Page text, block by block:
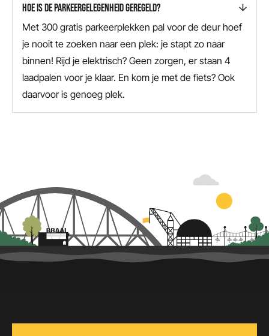
HOE IS DE PARKEERGELEGENHEID GEREGELD?
Met 300 gratis parkeerplekken pal voor de deur hoef
je nooit te zoeken naar een plek: je stapt zo naar
binnen! Rijd je elektrisch? Geen zorgen, er staan 4
laadpalen voor je klaar. En kom je met de fiets? Ook
daarvoor is genoeg plek.